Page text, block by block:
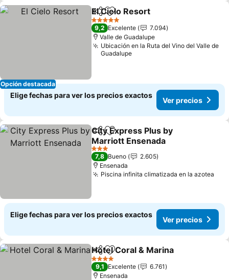
Opción destacada
CompartirAgregar a favoritos
El Cielo Resort
5 Estrellas
9,2 Excelente
7.094
Valle de Guadalupe
Ubicación en la Ruta del Vino del Valle de
Guadalupe
Elige fechas para ver los precios exactos
Ver precios
CompartirAgregar a favoritos
City Express Plus by
Marriott Ensenada
Ver precios
3 Estrellas
7,8 Bueno
2.605
Ensenada
Piscina infinita climatizada en la azotea
Elige fechas para ver los precios exactos
Ver precios
CompartirAgregar a favoritos
Hotel Coral & Marina
4 Estrellas
9,1 Excelente
6.761
Ensenada